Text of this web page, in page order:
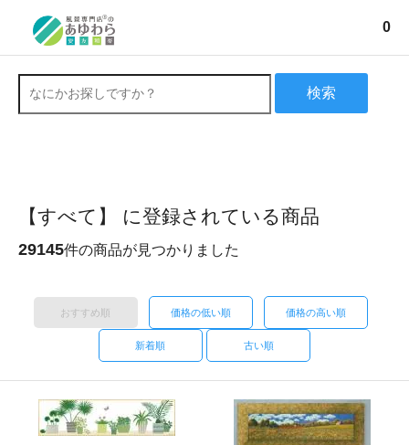
0
検索
【すべて】 に登録されている商品
29145件の商品が見つかりました
おすすめ順 価格の低い順 価格の高い順
新着順 古い順